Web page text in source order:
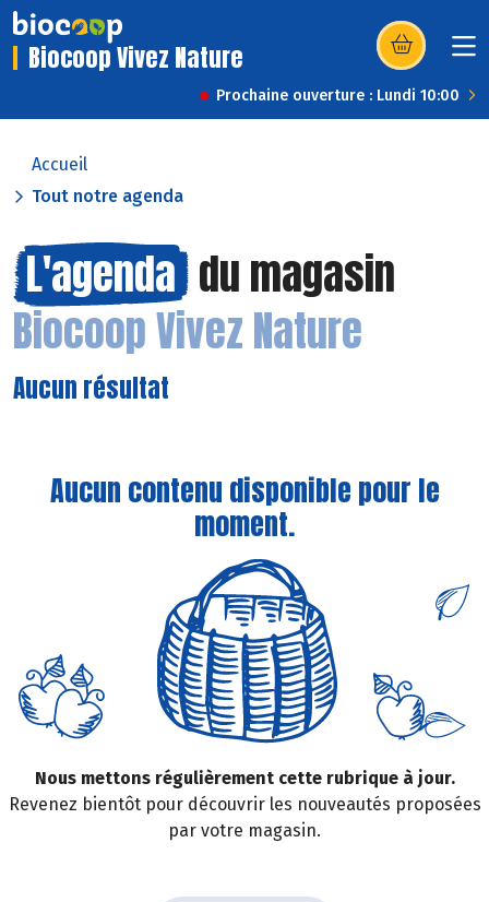
Biocoop Vivez Nature (s’ouvre dans
Prochaine ouverture : Lundi 10:00
Accueil
Tout notre agenda
L'agenda du magasin
Biocoop Vivez Nature
Aucun résultat
Aucun contenu disponible pour le
moment.
Nous mettons régulièrement cette rubrique à jour.
Revenez bientôt pour découvrir les nouveautés proposées
par votre magasin.